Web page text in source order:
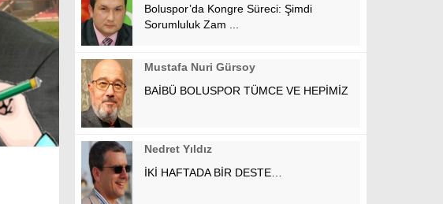
Boluspor’da Kongre Süreci: Şimdi
Sorumluluk Zam ...
Mustafa Nuri Gürsoy
BAİBÜ BOLUSPOR TÜMCE VE HEPİMİZ
Nedret Yıldız
İKİ HAFTADA BİR DESTE…